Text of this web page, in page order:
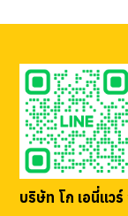
บริษัท โก เอนี่แวร์